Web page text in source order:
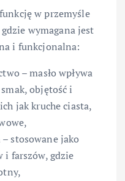
w przemyśle
wymagana jest
i funkcjonalna:
– masło wpływa
objętość i
jak kruche ciasta,
stosowane jako
i farszów, gdzie